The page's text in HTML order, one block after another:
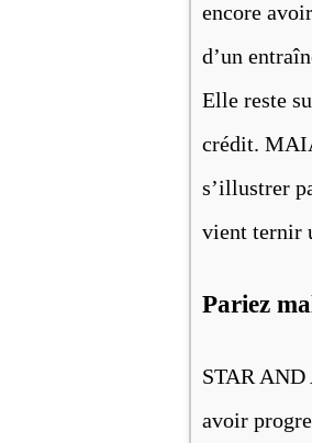
encore
d’un
Elle reste
crédit.
s’illustrer
vient ternir
Pariez
STAR AND
avoir